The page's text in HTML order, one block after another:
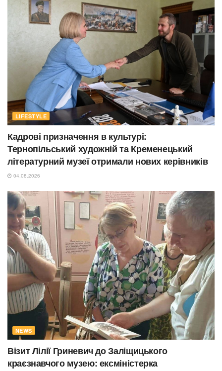
LIFESTYLE
Кадрові призначення в культурі:
Тернопільський художній та Кременецький
літературний музеї отримали нових керівників
04.08.2026
NEWS
Візит Лілії Гриневич до Заліщицького
краєзнавчого музею: ексміністерка